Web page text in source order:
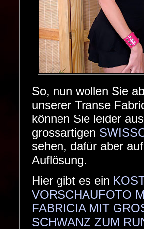
So, nun wollen Sie
unserer Transe
können Sie leider
grossartigen
sehen, dafür aber
Auflösung.
Hier gibt es ein
VORSCHAUFOTO
FABRICIA MIT
SCHWANZ ZUM